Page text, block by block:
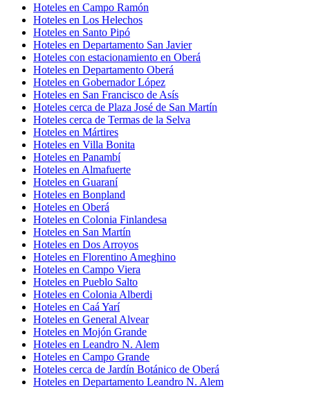
Hoteles en Campo Ramón
Hoteles en Los Helechos
Hoteles en Santo Pipó
Hoteles en Departamento San Javier
Hoteles con estacionamiento en Oberá
Hoteles en Departamento Oberá
Hoteles en Gobernador López
Hoteles en San Francisco de Asís
Hoteles cerca de Plaza José de San Martín
Hoteles cerca de Termas de la Selva
Hoteles en Mártires
Hoteles en Villa Bonita
Hoteles en Panambí
Hoteles en Almafuerte
Hoteles en Guaraní
Hoteles en Bonpland
Hoteles en Oberá
Hoteles en Colonia Finlandesa
Hoteles en San Martín
Hoteles en Dos Arroyos
Hoteles en Florentino Ameghino
Hoteles en Campo Viera
Hoteles en Pueblo Salto
Hoteles en Colonia Alberdi
Hoteles en Caá Yarí
Hoteles en General Alvear
Hoteles en Mojón Grande
Hoteles en Leandro N. Alem
Hoteles en Campo Grande
Hoteles cerca de Jardín Botánico de Oberá
Hoteles en Departamento Leandro N. Alem